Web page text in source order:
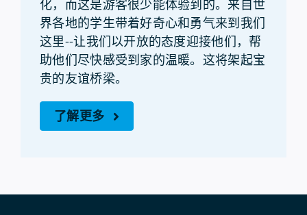
化，而这是游客很少能体验到的。来自世
界各地的学生带着好奇心和勇气来到我们
这里--让我们以开放的态度迎接他们，帮
助他们尽快感受到家的温暖。这将架起宝
贵的友谊桥梁。
了解更多